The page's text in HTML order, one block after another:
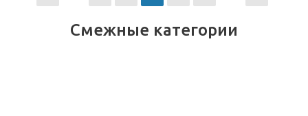
Смежные категории